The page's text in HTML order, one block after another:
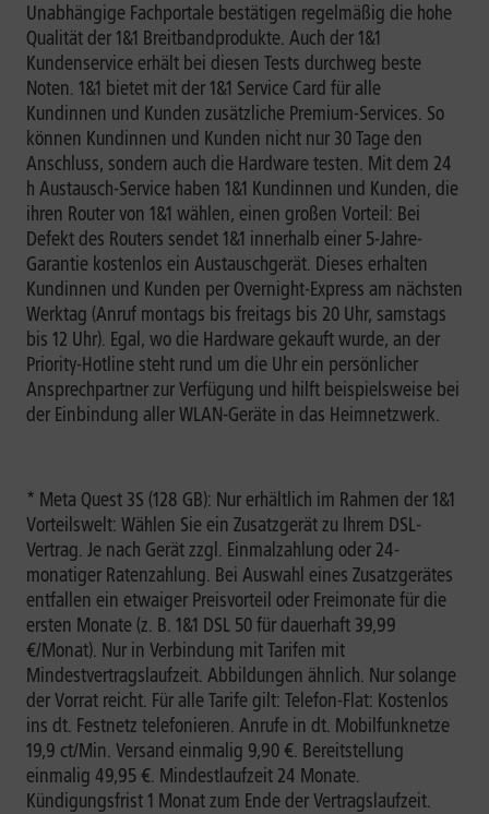
Unabhängige Fachportale bestätigen regelmäßig die hohe
Qualität der 1&1 Breitbandprodukte. Auch der 1&1
Kundenservice erhält bei diesen Tests durchweg beste
Noten. 1&1 bietet mit der 1&1 Service Card für alle
Kundinnen und Kunden zusätzliche Premium-Services. So
können Kundinnen und Kunden nicht nur 30 Tage den
Anschluss, sondern auch die Hardware testen. Mit dem 24
h Austausch-Service haben 1&1 Kundinnen und Kunden, die
ihren Router von 1&1 wählen, einen großen Vorteil: Bei
Defekt des Routers sendet 1&1 innerhalb einer 5-Jahre-
Garantie kostenlos ein Austauschgerät. Dieses erhalten
Kundinnen und Kunden per Overnight-Express am nächsten
Werktag (Anruf montags bis freitags bis 20 Uhr, samstags
bis 12 Uhr). Egal, wo die Hardware gekauft wurde, an der
Priority-Hotline steht rund um die Uhr ein persönlicher
Ansprechpartner zur Verfügung und hilft beispielsweise bei
der Einbindung aller WLAN-Geräte in das Heimnetzwerk.
* Meta Quest 3S (128 GB): Nur erhältlich im Rahmen der 1&1
Vorteilswelt: Wählen Sie ein Zusatzgerät zu Ihrem DSL-
Vertrag. Je nach Gerät zzgl. Einmalzahlung oder 24-
monatiger Ratenzahlung. Bei Auswahl eines Zusatzgerätes
entfallen ein etwaiger Preisvorteil oder Freimonate für die
ersten Monate (z. B. 1&1 DSL 50 für dauerhaft 39,99
€/Monat). Nur in Verbindung mit Tarifen mit
Mindestvertragslaufzeit. Abbildungen ähnlich. Nur solange
der Vorrat reicht. Für alle Tarife gilt: Telefon-Flat: Kostenlos
ins dt. Festnetz telefonieren. Anrufe in dt. Mobilfunknetze
19,9 ct/Min. Versand einmalig 9,90 €. Bereitstellung
einmalig 49,95 €. Mindestlaufzeit 24 Monate.
Kündigungsfrist 1 Monat zum Ende der Vertragslaufzeit.